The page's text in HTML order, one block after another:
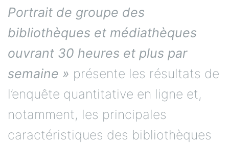
Portrait de groupe des
bibliothèques et médiathèques
ouvrant 30 heures et plus par
semaine » présente les résultats de
l’enquête quantitative en ligne et,
notamment, les principales
caractéristiques des bibliothèques